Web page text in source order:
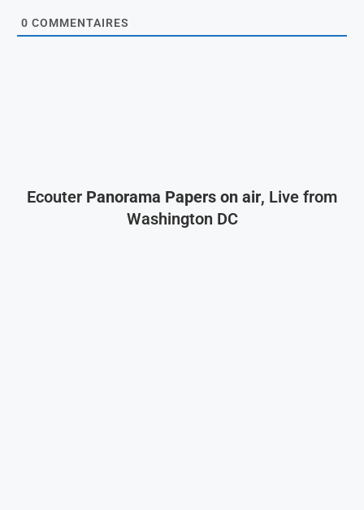
0 COMMENTAIRES
Ecouter Panorama Papers on air, Live from
Washington DC